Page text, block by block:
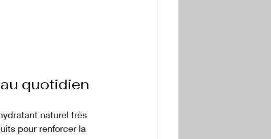
quotidien
naturel très
pour renforcer la